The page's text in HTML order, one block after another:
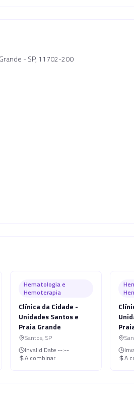
- SP, 11702-200
Hematologia e
Hemoterapia
Clínica da Cidade -
Unidades Santos e
Praia Grande
Santos, SP
Invalid Date --:--
A combinar
A